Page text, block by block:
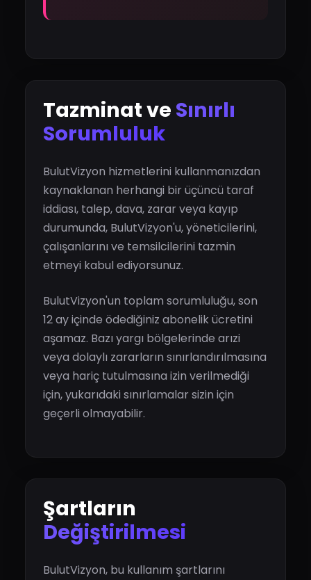
Tazminat ve Sınırlı
Sorumluluk
BulutVizyon hizmetlerini kullanmanızdan
kaynaklanan herhangi bir üçüncü taraf
iddiası, talep, dava, zarar veya kayıp
durumunda, BulutVizyon'u, yöneticilerini,
çalışanlarını ve temsilcilerini tazmin
etmeyi kabul ediyorsunuz.
BulutVizyon'un toplam sorumluluğu, son
12 ay içinde ödediğiniz abonelik ücretini
aşamaz. Bazı yargı bölgelerinde arızi
veya dolaylı zararların sınırlandırılmasına
veya hariç tutulmasına izin verilmediği
için, yukarıdaki sınırlamalar sizin için
geçerli olmayabilir.
Şartların
Değiştirilmesi
BulutVizyon, bu kullanım şartlarını